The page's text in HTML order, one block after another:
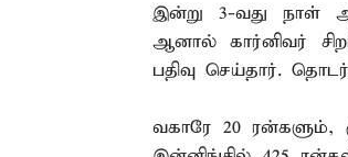
இன்று 3-வது நாள்
ஆனால் கார்னிவர்
பதிவு செய்தார்.
வகாரே 20 ரன்களும்,